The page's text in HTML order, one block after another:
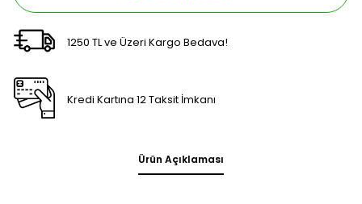
1250 TL ve Üzeri Kargo Bedava!
Kredi Kartına 12 Taksit İmkanı
Ürün Açıklaması